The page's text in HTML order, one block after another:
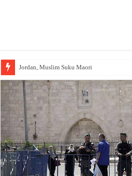
Jordan, Muslim Suku Maori